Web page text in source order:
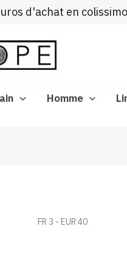
d'achat en colissimo
Homme
FR 3 - EUR 40